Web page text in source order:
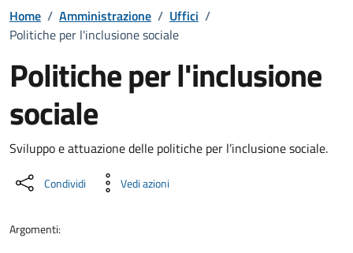
Home / Amministrazione / Uffici /
Politiche per l'inclusione sociale
Politiche per l'inclusione
sociale
Dettaglio dell'unità
Sviluppo e attuazione delle politiche per l’inclusione sociale.
Condividi Vedi azioni
Argomenti: